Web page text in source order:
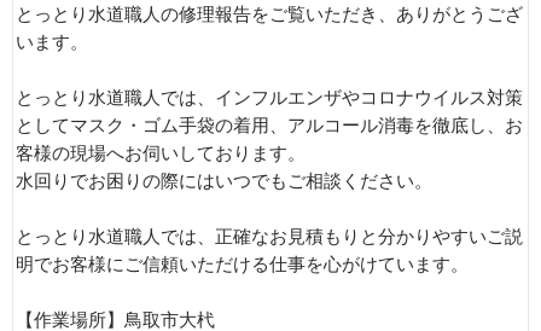
とっとり水道職人の修理報告をご覧いただき、ありがとうござ
います。
とっとり水道職人では、インフルエンザやコロナウイルス対策
としてマスク・ゴム手袋の着用、アルコール消毒を徹底し、お
客様の現場へお伺いしております。
水回りでお困りの際にはいつでもご相談ください。
とっとり水道職人では、正確なお見積もりと分かりやすいご説
明でお客様にご信頼いただける仕事を心がけています。
【作業場所】鳥取市大杙